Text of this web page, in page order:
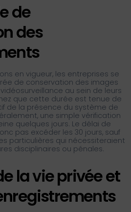
de
des
en vigueur, les entreprises se
de conservation des images
au sein de leurs
que cette durée est tenue de
de la présence du système de
une simple vérification
quelques jours. Le délai de
pas excéder les 30 jours, sauf
particulières qui nécessiteraient
disciplinaires ou pénales.
la vie privée et